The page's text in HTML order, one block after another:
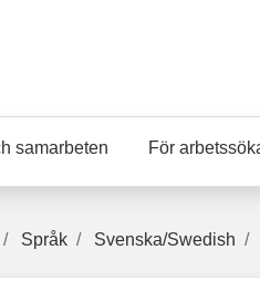
samarbeten För
Språk Svenska/Swedish